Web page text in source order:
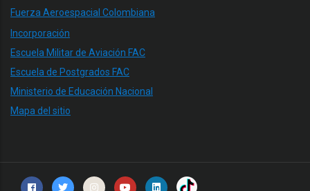
Fuerza Aeroespacial Colombiana
Incorporación
Escuela Militar de Aviación FAC
Escuela de Postgrados FAC
Ministerio de Educación Nacional
Mapa del sitio